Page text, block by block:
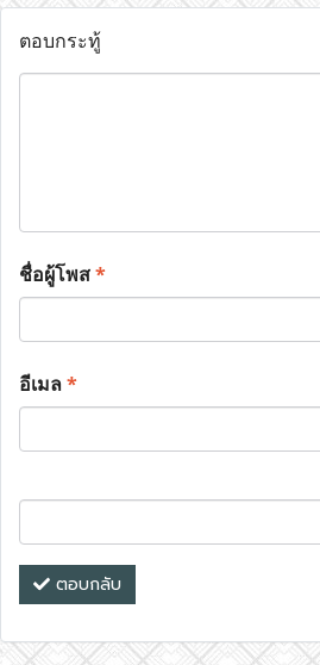
ตอบกระทู้
ชื่อผู้โพส*
อีเมล*
ตอบกลับ